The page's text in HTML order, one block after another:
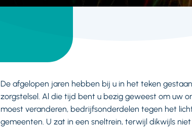
De afgelopen jaren hebben bij u in het teken
zorgstelsel. Al die tijd bent u bezig geweest om uw
moest veranderen, bedrijfsonderdelen tegen het
gemeenten. U zat in een sneltrein, terwijl dikwijls